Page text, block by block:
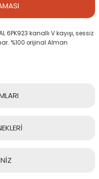
6PK923 kanallı V kayışı, sessiz
%100 orijinal Alman